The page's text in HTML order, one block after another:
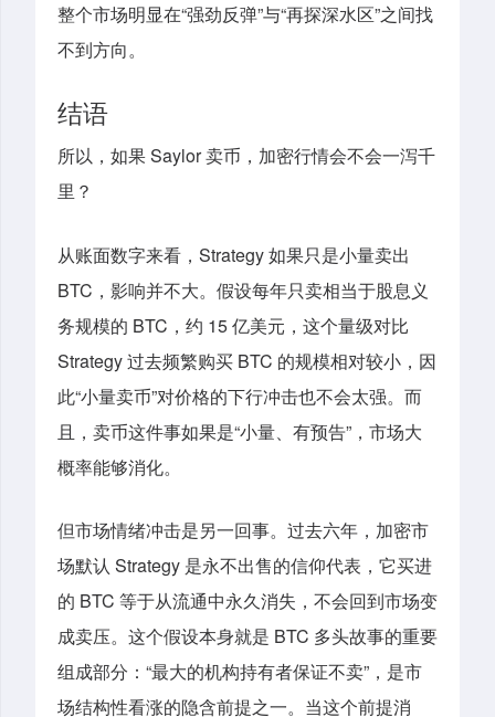
整个市场明显在“强劲反弹”与“再探深水区”之间找
不到方向。
结语
所以，如果 Saylor 卖币，加密行情会不会一泻千
里？
从账面数字来看，Strategy 如果只是小量卖出
BTC，影响并不大。假设每年只卖相当于股息义
务规模的 BTC，约 15 亿美元，这个量级对比
Strategy 过去频繁购买 BTC 的规模相对较小，因
此“小量卖币”对价格的下行冲击也不会太强。而
且，卖币这件事如果是“小量、有预告”，市场大
概率能够消化。
但市场情绪冲击是另一回事。过去六年，加密市
场默认 Strategy 是永不出售的信仰代表，它买进
的 BTC 等于从流通中永久消失，不会回到市场变
成卖压。这个假设本身就是 BTC 多头故事的重要
组成部分：“最大的机构持有者保证不卖”，是市
场结构性看涨的隐含前提之一。当这个前提消